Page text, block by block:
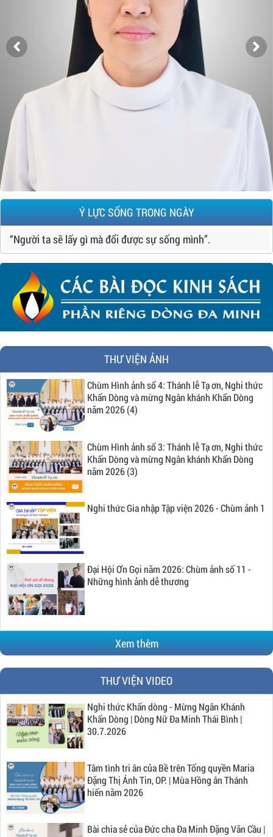
Ý LỰC SỐNG TRONG NGÀY
“Người ta sẽ lấy gì mà đổi được sự sống mình”.
THƯ VIỆN ẢNH
Chùm Hình ảnh số 4: Thánh lễ Tạ ơn, Nghi thức
Khấn Dòng và mừng Ngân khánh Khấn Dòng
năm 2026 (4)
Chùm Hình ảnh số 3: Thánh lễ Tạ ơn, Nghi thức
Khấn Dòng và mừng Ngân khánh Khấn Dòng
năm 2026 (3)
Nghi thức Gia nhập Tập viện 2026 - Chùm ảnh 1
Đại Hội Ơn Gọi năm 2026: Chùm ảnh số 11 -
Những hình ảnh dễ thương
Xem thêm
THƯ VIỆN VIDEO
Nghi thức Khấn dòng - Mừng Ngân Khánh
Khấn Dòng | Dòng Nữ Đa Minh Thái Bình |
30.7.2026
Tâm tình tri ân của Bề trên Tổng quyền Maria
Đặng Thị Ánh Tin, OP. | Mùa Hồng ân Thánh
hiến năm 2026
Bài chia sẻ của Đức cha Đa Minh Đặng Văn Cầu |